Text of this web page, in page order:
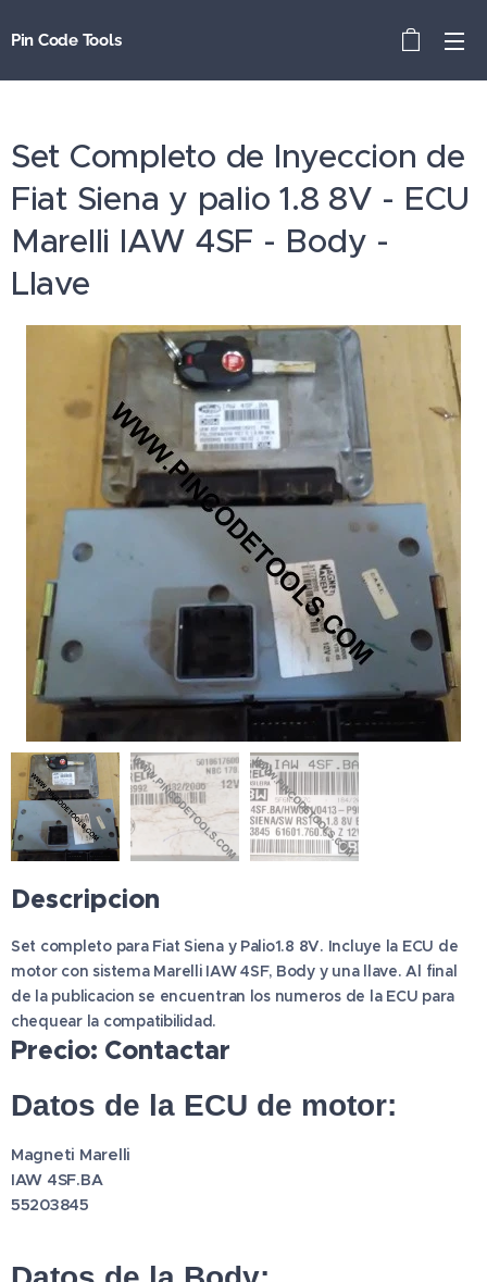
Pin Code Tools
Set Completo de Inyeccion de
Fiat Siena y palio 1.8 8V - ECU
Marelli IAW 4SF - Body -
Llave
Descripcion
Set completo para Fiat Siena y Palio1.8 8V. Incluye la ECU de
motor con sistema Marelli IAW 4SF, Body y una llave. Al final
de la publicacion se encuentran los numeros de la ECU para
chequear la compatibilidad.
Precio: Contactar
Datos de la ECU de motor:
Magneti Marelli
IAW 4SF.BA
55203845